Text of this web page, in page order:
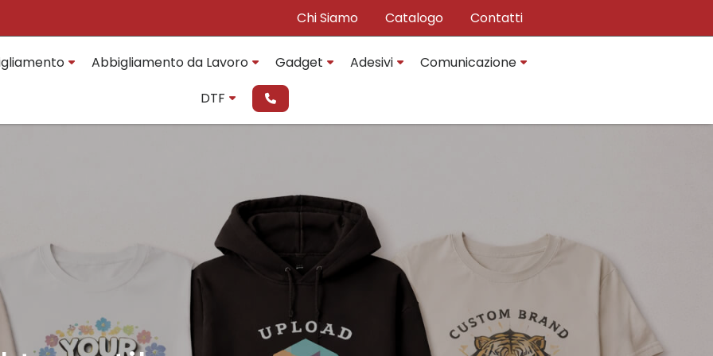
Chi Siamo Catalogo Contatti
Abbigliamento da Lavoro Gadget Adesivi
Comunicazione
DTF